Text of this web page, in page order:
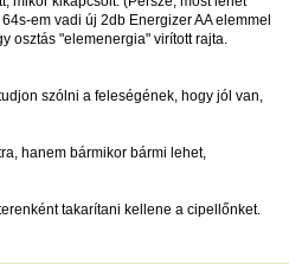
em vadi új 2db Energizer AA elemmel
osztás "elemenergia" virított rajta.
szólni a feleségének, hogy jól van,
hanem bármikor bármi lehet,
takarítani kellene a cipellőnket.